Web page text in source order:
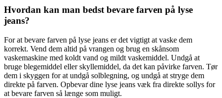
Hvordan kan man bedst bevare farven på lyse
jeans?
For at bevare farven på lyse jeans er det vigtigt at vaske dem
korrekt. Vend dem altid på vrangen og brug en skånsom
vaskemaskine med koldt vand og mildt vaskemiddel. Undgå at
bruge blegemiddel eller skyllemiddel, da det kan påvirke farven. Tør
dem i skyggen for at undgå solblegning, og undgå at stryge dem
direkte på farven. Opbevar dine lyse jeans væk fra direkte sollys for
at bevare farven så længe som muligt.